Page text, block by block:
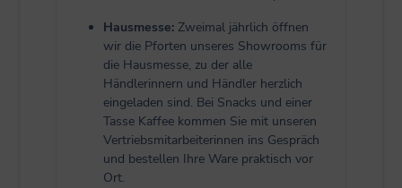
Hausmesse: Zweimal jährlich öffnen
wir die Pforten unseres Showrooms für
die Hausmesse, zu der alle
Händlerinnern und Händler herzlich
eingeladen sind. Bei Snacks und einer
Tasse Kaffee kommen Sie mit unseren
Vertriebsmitarbeiterinnen ins Gespräch
und bestellen Ihre Ware praktisch vor
Ort.